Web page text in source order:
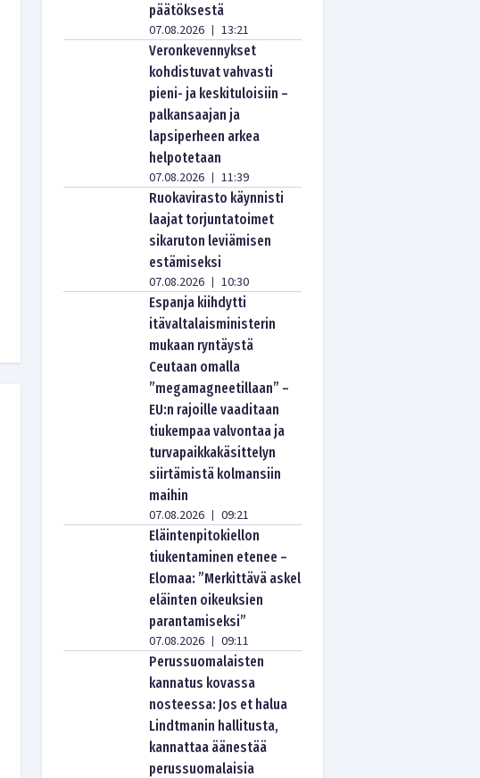
päätöksestä
07.08.2026 | 13:21
Veronkevennykset
kohdistuvat vahvasti
pieni- ja keskituloisiin –
palkansaajan ja
lapsiperheen arkea
helpotetaan
07.08.2026 | 11:39
Ruokavirasto käynnisti
laajat torjuntatoimet
sikaruton leviämisen
estämiseksi
07.08.2026 | 10:30
Espanja kiihdytti
itävaltalaisministerin
mukaan ryntäystä
Ceutaan omalla
”megamagneetillaan” –
EU:n rajoille vaaditaan
tiukempaa valvontaa ja
turvapaikkakäsittelyn
siirtämistä kolmansiin
maihin
07.08.2026 | 09:21
Eläintenpitokiellon
tiukentaminen etenee –
Elomaa: ”Merkittävä askel
eläinten oikeuksien
parantamiseksi”
07.08.2026 | 09:11
Perussuomalaisten
kannatus kovassa
nosteessa: Jos et halua
Lindtmanin hallitusta,
kannattaa äänestää
perussuomalaisia